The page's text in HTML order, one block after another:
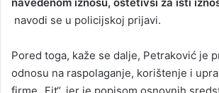
navedenom iznosu, oštetivši za isti iznos
navodi se u policijskoj prijavi.
Pored toga, kaže se dalje, Petraković je
odnosu na raspolaganje, korištenje i